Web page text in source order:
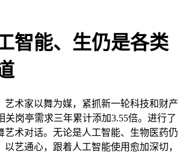
智能、生仍是各类
术家以舞为媒，紧抓新一轮科技和财产
关岗亭需求三年累计添加3.55倍。进行了
艺术对话。无论是人工智能、生物医药仍
艺通心，跟着人工智能使用愈加深切，